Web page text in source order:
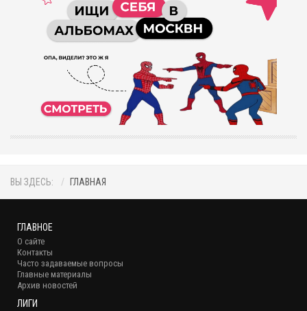
ВЫ ЗДЕСЬ: ГЛАВНАЯ
ГЛАВНОЕ
О сайте
Контакты
Часто задаваемые вопросы
Главные материалы
Архив новостей
ЛИГИ